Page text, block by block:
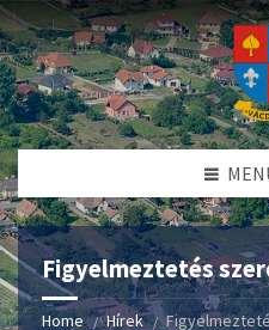
Figyelmeztetés
Home Hírek